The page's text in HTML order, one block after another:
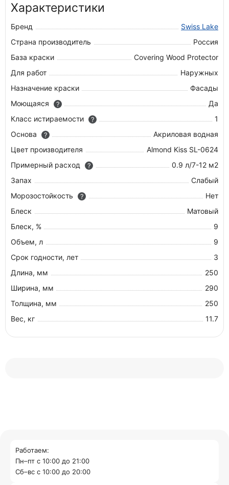
Характеристики
Бренд
Swiss Lake
Страна производитель
Россия
База краски
Covering Wood Protector
Для работ
Наружных
Назначение краски
Фасады
Моющаяся
?
Да
Класс истираемости
?
1
Основа
?
Акриловая водная
Цвет производителя
Almond Kiss SL-0624
Примерный расход
?
0.9 л/7-12 м2
Запах
Слабый
Морозостойкость
?
Нет
Блеск
Матовый
Блеск, %
9
Объем, л
9
Срок годности, лет
3
Длина, мм
250
Ширина, мм
290
Толщина, мм
250
Вес, кг
11.7
Работаем:
Пн–пт с 10:00 до 21:00
Cб–вс с 10:00 до 20:00